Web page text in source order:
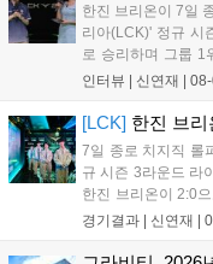
한진 브리온이 7일
리아(LCK)' 정규 시
로 승리하며 그룹 1
들어내면서 이어질
인터뷰 | 신연재 |
[LCK] 한진 브
7일 종로 치지직 롤
규 시즌 3라운드 라
한진 브리온이 2:0
엑스를 제치고 라이
경기결과 | 신연재 |